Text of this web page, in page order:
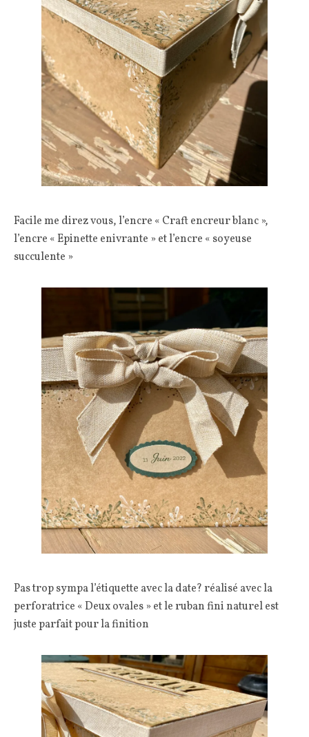
Facile me direz vous, l’encre « Craft encreur blanc »,
l’encre « Epinette enivrante » et l’encre « soyeuse
succulente »
Pas trop sympa l’étiquette avec la date? réalisé avec la
perforatrice « Deux ovales » et le ruban fini naturel est
juste parfait pour la finition